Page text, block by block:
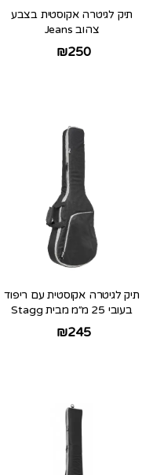
תיק לגיטרה אקוסטית בצבע
צהוב Jeans
₪250
תיק לגיטרה אקוסטית עם ריפוד
בעובי 25 מ״מ מבית Stagg
₪245